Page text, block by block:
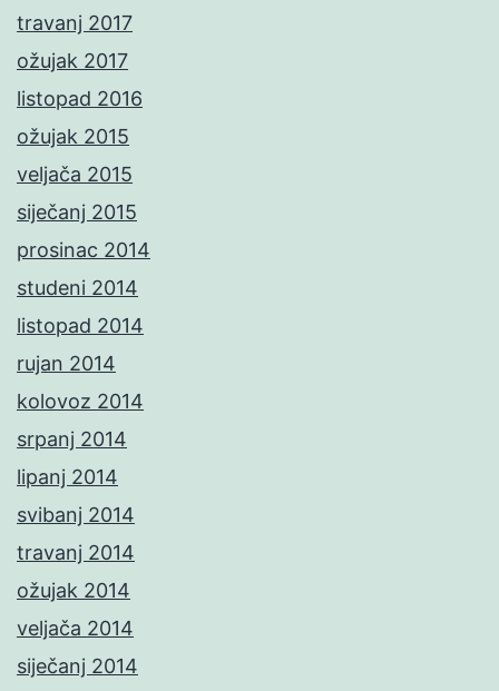
travanj 2017
ožujak 2017
listopad 2016
ožujak 2015
veljača 2015
siječanj 2015
prosinac 2014
studeni 2014
listopad 2014
rujan 2014
kolovoz 2014
srpanj 2014
lipanj 2014
svibanj 2014
travanj 2014
ožujak 2014
veljača 2014
siječanj 2014